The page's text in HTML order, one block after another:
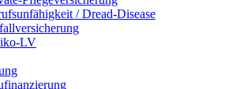
/ Dread-Disease
LV